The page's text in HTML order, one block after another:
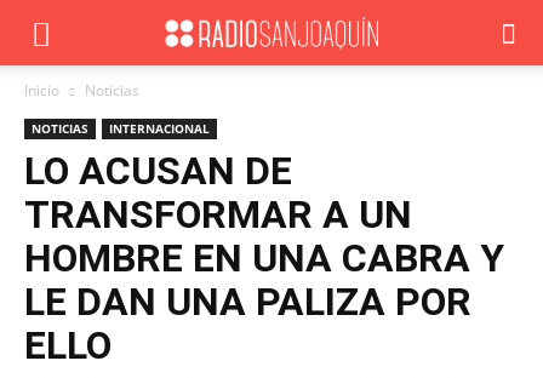
Inicio Noticias
NOTICIAS INTERNACIONAL
LO ACUSAN DE
TRANSFORMAR A UN
HOMBRE EN UNA CABRA Y
LE DAN UNA PALIZA POR
ELLO